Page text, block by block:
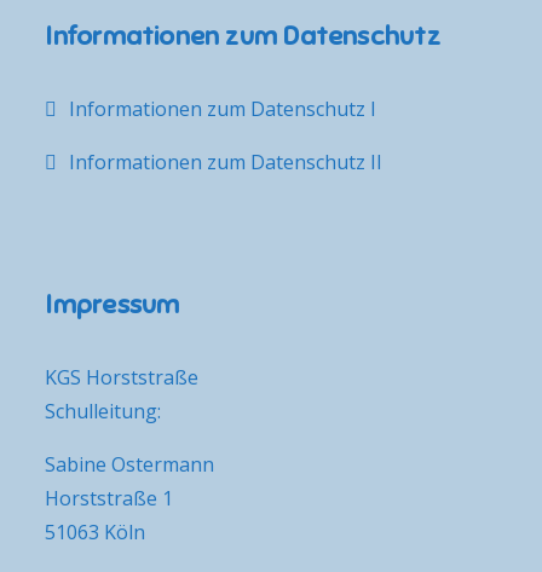
Informationen zum Datenschutz
Informationen zum Datenschutz I
Informationen zum Datenschutz II
Impressum
KGS Horststraße
Schulleitung:
Sabine Ostermann
Horststraße 1
51063 Köln